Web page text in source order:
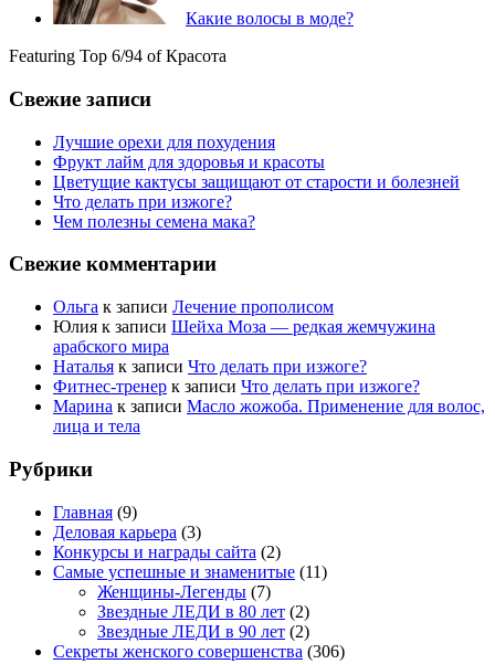
Какие волосы в моде?
Featuring Top 6/94 of Красота
Свежие записи
Лучшие орехи для похудения
Фрукт лайм для здоровья и красоты
Цветущие кактусы защищают от старости и болезней
Что делать при изжоге?
Чем полезны семена мака?
Свежие комментарии
Ольга к записи Лечение прополисом
Юлия к записи Шейха Моза — редкая жемчужина
арабского мира
Наталья к записи Что делать при изжоге?
Фитнес-тренер к записи Что делать при изжоге?
Марина к записи Масло жожоба. Применение для волос,
лица и тела
Рубрики
Главная (9)
Деловая карьера (3)
Конкурсы и награды сайта (2)
Самые успешные и знаменитые (11)
Женщины-Легенды (7)
Звездные ЛЕДИ в 80 лет (2)
Звездные ЛЕДИ в 90 лет (2)
Секреты женского совершенства (306)